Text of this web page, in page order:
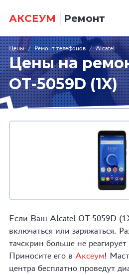
АКСЕУМ Ремонт
Цены / Ремонт телефонов / Alcatel
Цены на
OT-5059D (1X)
Если Ваш Alcatel OT-5059D
включаться или заряжаться.
тачскрин больше не
Приносите его в Аксеум!
центра бесплатно проведут